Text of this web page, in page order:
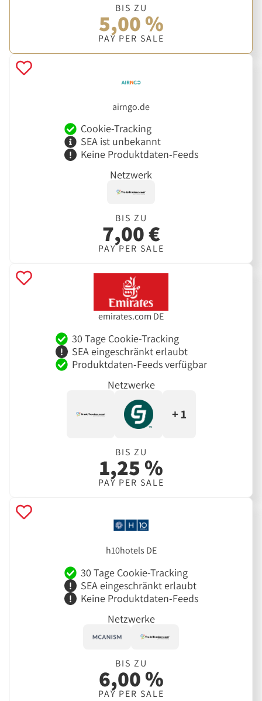
BIS ZU
5,00 %
PAY PER SALE
airngo.de
Cookie-Tracking
SEA ist unbekannt
Keine Produktdaten-Feeds
Netzwerk
BIS ZU
7,00 €
PAY PER SALE
emirates.com DE
30 Tage Cookie-Tracking
SEA eingeschränkt erlaubt
Produktdaten-Feeds verfügbar
Netzwerke
+ 1
BIS ZU
1,25 %
PAY PER SALE
h10hotels DE
30 Tage Cookie-Tracking
SEA eingeschränkt erlaubt
Keine Produktdaten-Feeds
Netzwerke
BIS ZU
6,00 %
PAY PER SALE